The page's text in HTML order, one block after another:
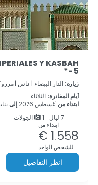
Y KASBAH
- 5*
زياره: الدار البيضاء | فاس |
أيام المغادرة: الثلاثاء
ابتداء من أغسطس 2026 إلىيناير
ليال 1 الجولات
ابتداء من
1.558 €
للشخص الواحد
انظر التفاصيل